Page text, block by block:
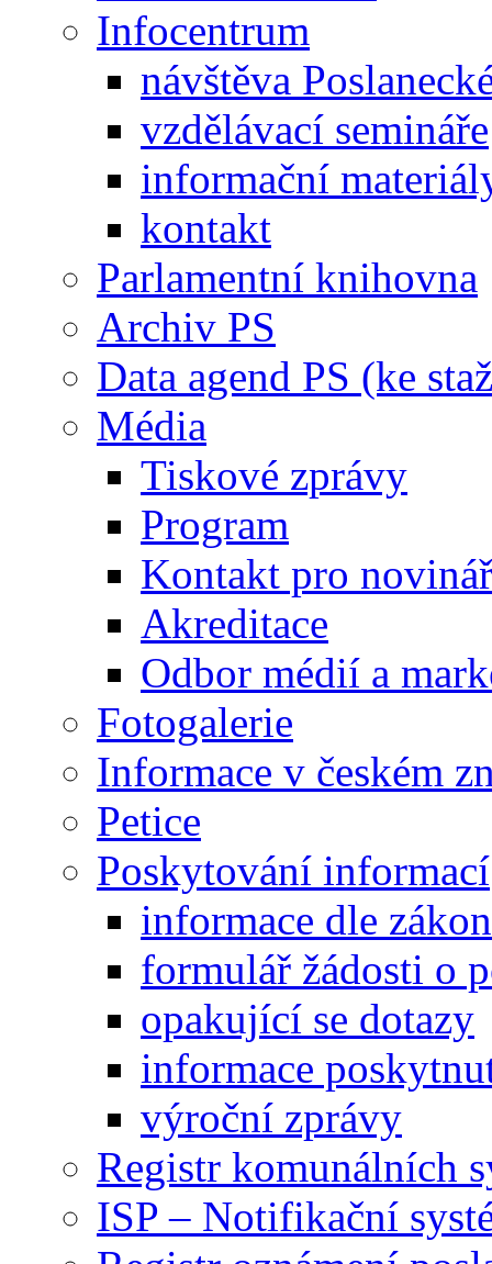
Infocentrum
návštěva
vzdělávací semináře
informační
kontakt
Parlamentní knihovna
Archiv PS
Data agend PS (ke
Média
Tiskové zprávy
Program
Kontakt pro
Akreditace
Odbor médií a
Fotogalerie
Informace v českém
Petice
Poskytování informací
informace dle
formulář žádosti o
opakující se dotazy
informace
výroční zprávy
Registr komunálních
ISP – Notifikační